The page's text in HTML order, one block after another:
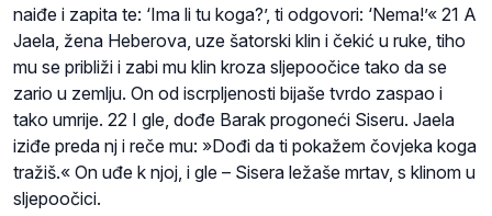
naiđe i zapita te: ‘Ima li tu koga?’, ti odgovori: ‘Nema!’« 21 A
Jaela, žena Heberova, uze šatorski klin i čekić u ruke, tiho
mu se približi i zabi mu klin kroza sljepoočice tako da se
zario u zemlju. On od iscrpljenosti bijaše tvrdo zaspao i
tako umrije. 22 I gle, dođe Barak progoneći Siseru. Jaela
iziđe preda nj i reče mu: »Dođi da ti pokažem čovjeka koga
tražiš.« On uđe k njoj, i gle – Sisera ležaše mrtav, s klinom u
sljepoočici.